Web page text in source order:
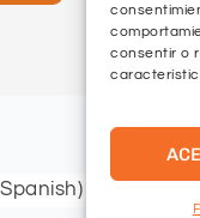
consentir o
Spanish)